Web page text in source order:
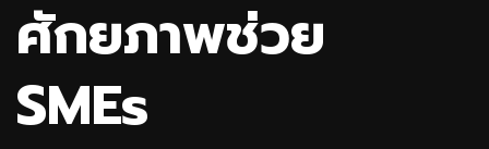
ศักยภาพช่วย
SMEs